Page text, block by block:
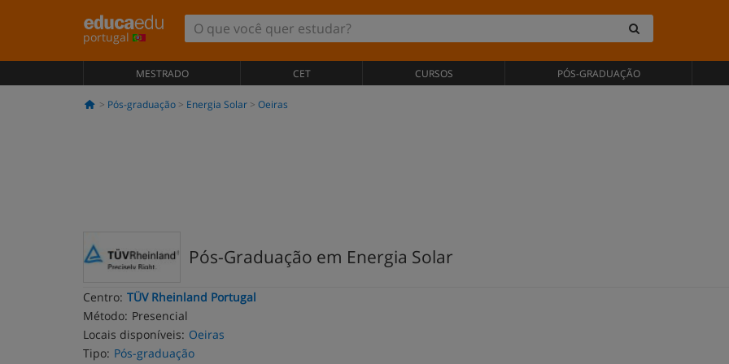
portugal
MESTRADO CET CURSOS PÓS-GRADUAÇÃO
Pós-graduação Energia Solar Oeiras
Pós-Graduação em Energia Solar
Centro: TÜV Rheinland Portugal
Método: Presencial
Locais disponíveis: Oeiras
Tipo: Pós-graduação